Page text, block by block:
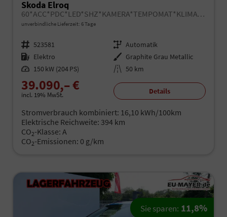
Skoda Elroq
60*ACC*PDC*LED*SHZ*KAMERA*TEMPOMAT*KLIMA*SMARTLINK*EL-HECKKLAPPE*19-ZOLL
unverbindliche Lieferzeit: 6 Tage
Fahrzeugnr. 523581 Getriebe Automatik
Kraftstoff Elektro Außenfarbe Graphite Grau Metallic
Leistung 150 kW (204 PS) Kilometerstand 50 km
39.090,– €
incl. 19% MwSt. Details
Stromverbrauch kombiniert: 16,10 kWh/100km
Elektrische Reichweite: 394 km
CO2-Klasse: A
CO2-Emissionen: 0 g/km
Sie sparen: 11,8%